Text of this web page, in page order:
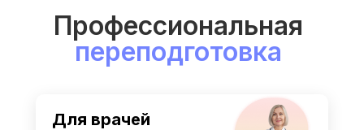
Профессиональная
переподготовка
Для врачей